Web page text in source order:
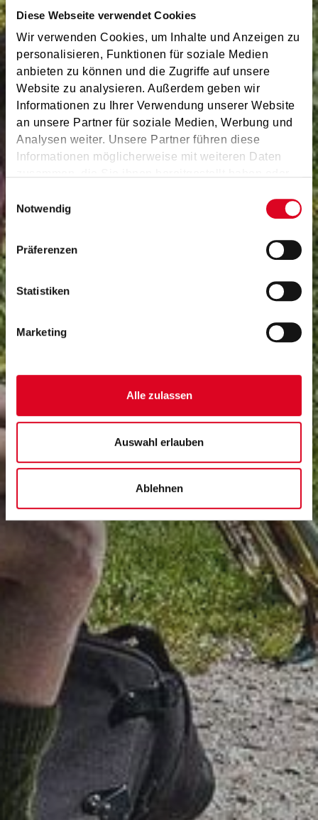
Diese Webseite verwendet Cookies
Wir verwenden Cookies, um Inhalte und Anzeigen zu
personalisieren, Funktionen für soziale Medien
anbieten zu können und die Zugriffe auf unsere
Website zu analysieren. Außerdem geben wir
Informationen zu Ihrer Verwendung unserer Website
an unsere Partner für soziale Medien, Werbung und
Analysen weiter. Unsere Partner führen diese
Informationen möglicherweise mit weiteren Daten
zusammen, die Sie ihnen bereitgestellt haben oder
gesammelt haben.
Notwendig
Präferenzen
Statistiken
Marketing
Alle zulassen
Auswahl erlauben
Ablehnen
Ferien
SCHULAUTONOME TAGE